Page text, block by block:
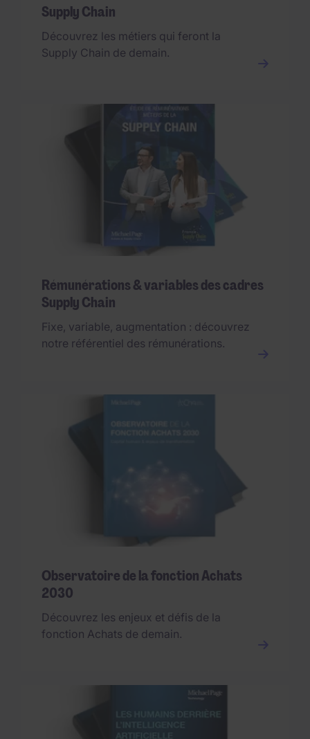
Supply Chain
Découvrez les métiers qui feront la
Supply Chain de demain.
Rémunérations & variables des cadres
Supply Chain
Fixe, variable, augmentation : découvrez
notre référentiel des rémunérations.
Observatoire de la fonction Achats
2030
Découvrez les enjeux et défis de la
fonction Achats de demain.